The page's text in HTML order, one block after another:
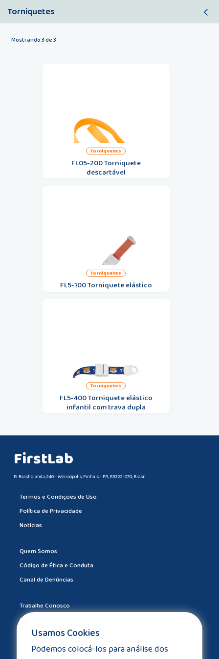
Torniquetes
Mostrando 3 de 3
torniquetes
FL05-200 Torniquete
descartável
torniquetes
FL5-100 Torniquete elástico
torniquetes
FL5-400 Torniquete elástico
infantil com trava dupla
FirstLab
R. Brasholanda, 240 - Weissópolis, Pinhais - PR, 83322-070, Brasil
Termos e Condições de Uso
Política de Privacidade
Notícias
Quem Somos
Código de Ética e Conduta
Canal de Denúncias
Trabalhe Conosco
Drive Certificados
Drive Outlet
Usamos Cookies
Podemos colocá-los para análise dos